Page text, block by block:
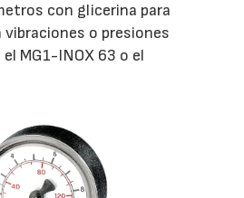
con glicerina para
o presiones
MG1-INOX 63 o el